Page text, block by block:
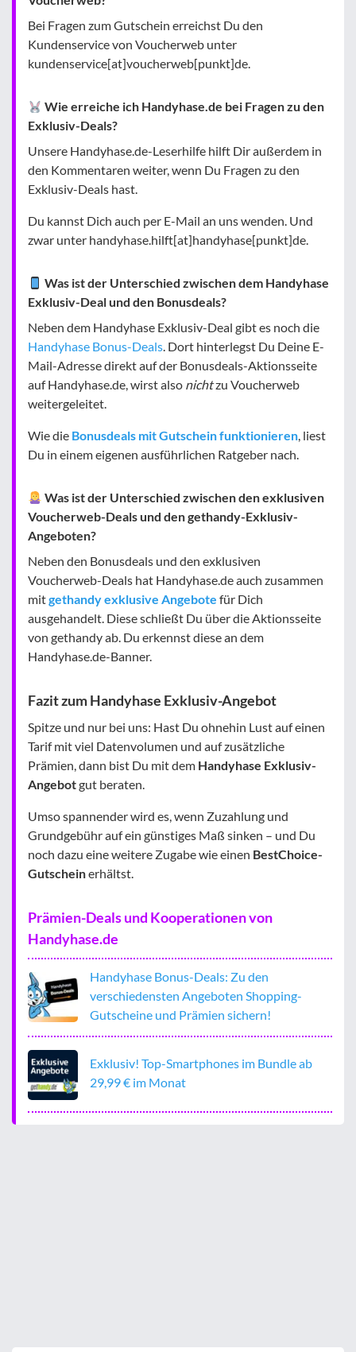
Bei Fragen zum Gutschein erreichst Du den
Kundenservice von Voucherweb unter
kundenservice[at]voucherweb[punkt]de.
Wie erreiche ich Handyhase.de bei Fragen zu den
Exklusiv-Deals?
Unsere Handyhase.de-Leserhilfe hilft Dir außerdem in
den Kommentaren weiter, wenn Du Fragen zu den
Exklusiv-Deals hast.
Du kannst Dich auch per E-Mail an uns wenden. Und
zwar unter handyhase.hilft[at]handyhase[punkt]de.
Was ist der Unterschied zwischen dem Handyhase
Exklusiv-Deal und den Bonusdeals?
Neben dem Handyhase Exklusiv-Deal gibt es noch die
Handyhase Bonus-Deals. Dort hinterlegst Du Deine E-
Mail-Adresse direkt auf der Bonusdeals-Aktionsseite
auf Handyhase.de, wirst also nichtzu Voucherweb
weitergeleitet.
Wie die Bonusdeals mit Gutschein funktionieren, liest
Du in einem eigenen ausführlichen Ratgeber nach.
Was ist der Unterschied zwischen den exklusiven
Voucherweb-Deals und den gethandy-Exklusiv-
Angeboten?
Neben den Bonusdeals und den exklusiven
Voucherweb-Deals hat Handyhase.de auch zusammen
mitgethandy exklusive Angebote für Dich
ausgehandelt. Diese schließt Du über die Aktionsseite
von gethandy ab. Du erkennst diese an dem
Handyhase.de-Banner.
Fazit zum Handyhase Exklusiv-Angebot
Spitze und nur bei uns: Hast Du ohnehin Lust auf einen
Tarif mit viel Datenvolumen und auf zusätzliche
Prämien, dann bist Du mit dem Handyhase Exklusiv-
Angebotgut beraten.
Umso spannender wird es, wenn Zuzahlung und
Grundgebühr auf ein günstiges Maß sinken – und Du
noch dazu eine weitere Zugabe wie einen BestChoice-
Gutscheinerhältst.
Prämien-Deals und Kooperationen von
Handyhase.de
Handyhase Bonus-Deals: Zu den
verschiedensten Angeboten Shopping-
Gutscheine und Prämien sichern!
Exklusiv! Top-Smartphones im Bundle ab
29,99 € im Monat